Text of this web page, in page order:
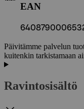
EAN
Päivitämme palvelun
kuitenkin tarkistamaan
Ravintosisältö